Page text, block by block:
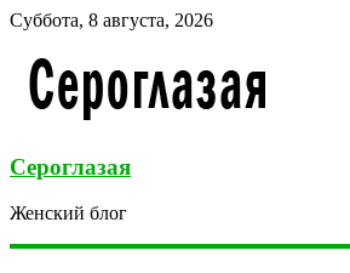
Суббота, 8 августа, 2026
Сероглазая
Женский блог